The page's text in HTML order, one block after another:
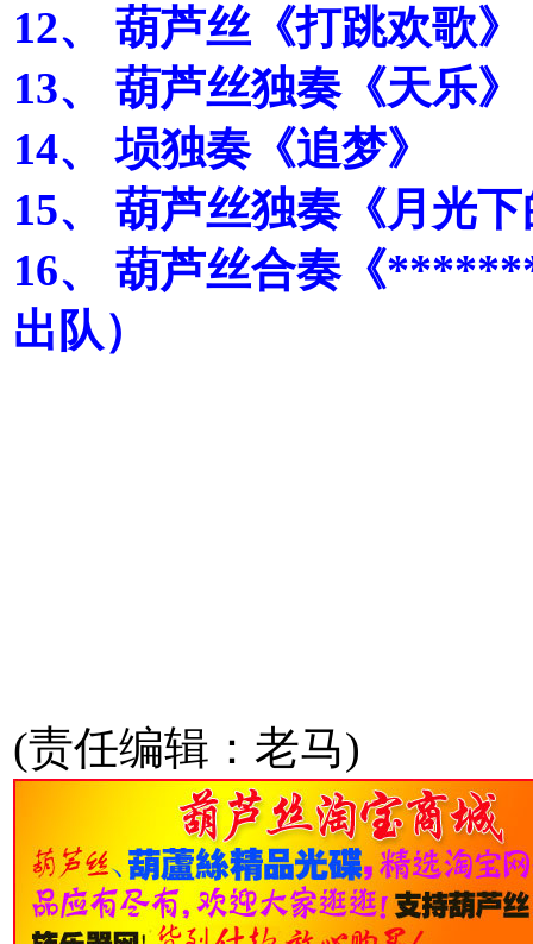
12、 葫芦丝《打跳欢歌》
13、 葫芦丝独奏《天乐
14、 埙独奏《追梦》
15、 葫芦丝独奏《月光
16、 葫芦丝合奏《
出队）
(责任编辑：老马)